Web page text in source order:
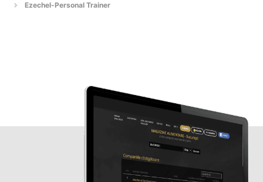
Ezechel-Personal Trainer